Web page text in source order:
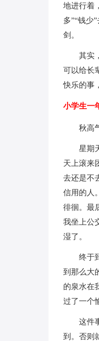
地进行着
多”“钱少
剑。
其实
可以给长
快乐的事
小学生一
秋高
星期
天上滚来
去还是不
信用的人
徘徊。最
我坐上公
湿了。
终于
到那么大
的泉水在
过了一个
这件
到。否则